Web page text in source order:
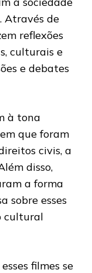
Através de
reflexões
culturais e
e debates
à tona
que foram
civis, a
disso,
a forma
sobre esses
cultural
filmes se